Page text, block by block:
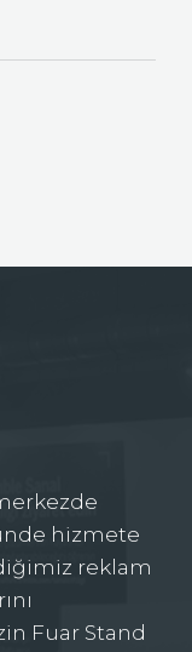
hizmete
reklam
Fuar Stand